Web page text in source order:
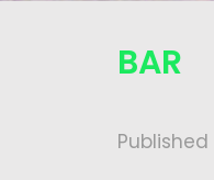
BAR
Published